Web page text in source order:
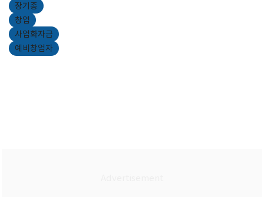
장기종
창업
사업화자금
예비창업자